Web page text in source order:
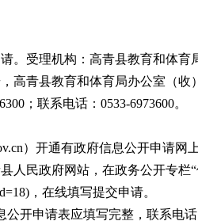
。受理机构：高青县教育和体育
高青县教育和体育局办公室（收
；联系电话：0533-6973600。
）开通有政府信息公开申请网
人民政府网站，在政务公开专栏
，在线填写提交申请。
开申请表应填写完整，联系电